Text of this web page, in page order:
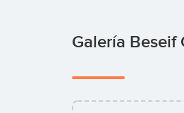
Galería Beseif